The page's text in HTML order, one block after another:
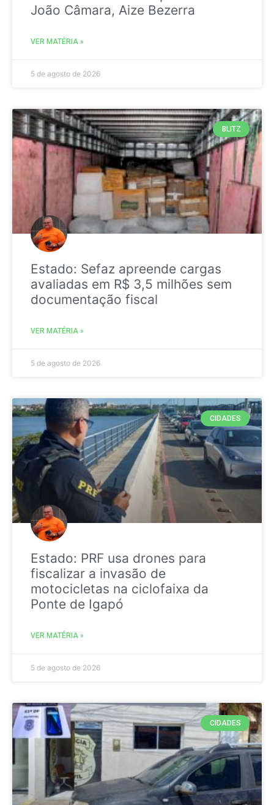
João Câmara, Aize Bezerra
VER MATÉRIA »
5 de agosto de 2026
BLITZ
Estado: Sefaz apreende cargas
avaliadas em R$ 3,5 milhões sem
documentação fiscal
VER MATÉRIA »
5 de agosto de 2026
CIDADES
Estado: PRF usa drones para
fiscalizar a invasão de
motocicletas na ciclofaixa da
Ponte de Igapó
VER MATÉRIA »
5 de agosto de 2026
CIDADES